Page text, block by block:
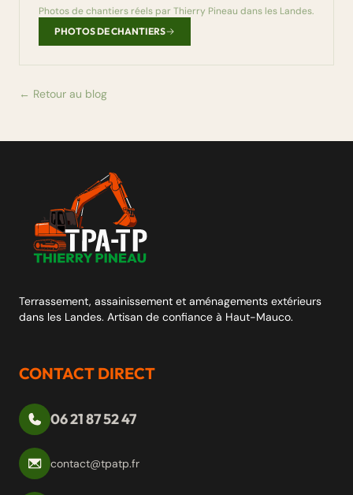
Photos de chantiers réels par Thierry Pineau dans les Landes.
PHOTOS DE CHANTIERS
← Retour au blog
Terrassement, assainissement et aménagements extérieurs
dans les Landes. Artisan de confiance à Haut-Mauco.
CONTACT DIRECT
06 21 87 52 47
contact@tpatp.fr